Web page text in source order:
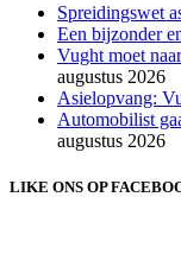
Spreidingswet
Een bijzonder
Vught moet
augustus 2026
Asielopvang:
Automobilist
augustus 2026
LIKE ONS OP